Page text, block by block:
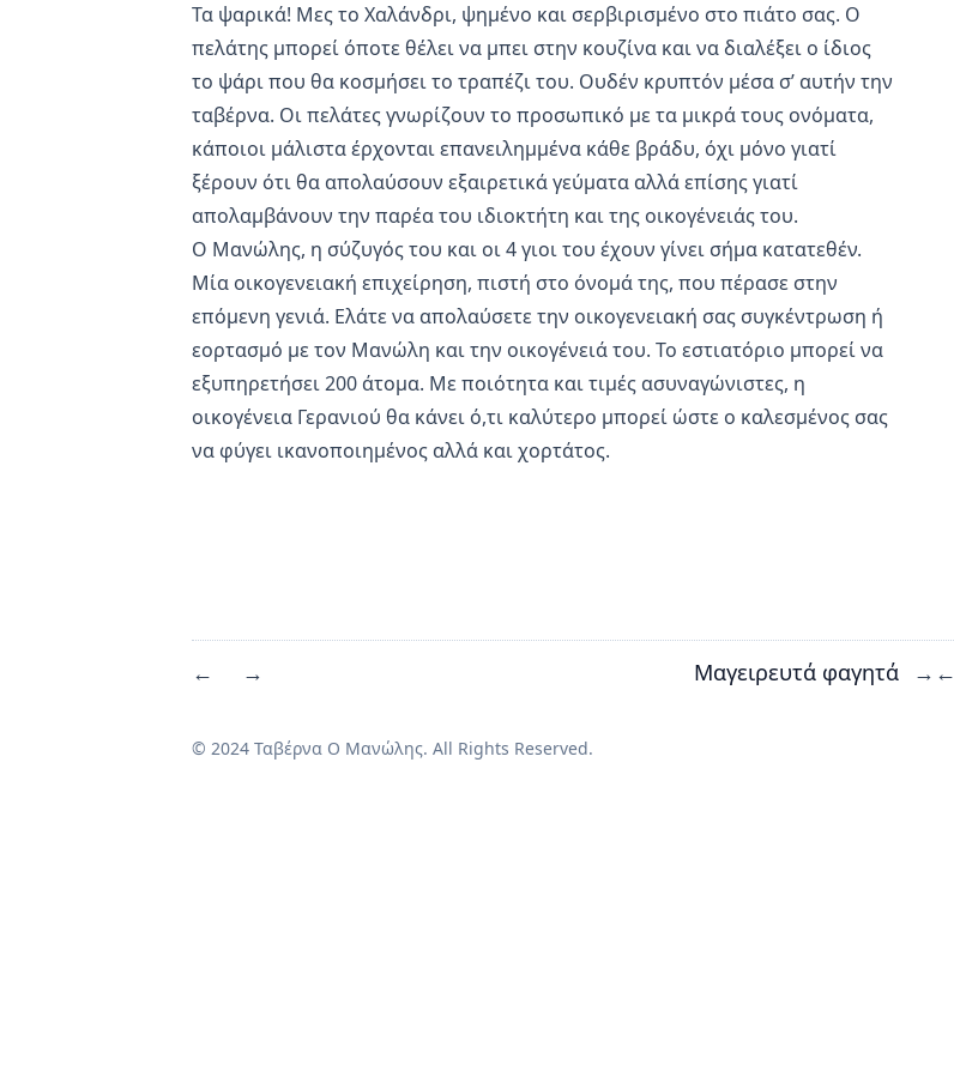
Τα ψαρικά! Μες το Χαλάνδρι, ψημένο και σερβιρισμένο στο πιάτο σας. Ο
πελάτης μπορεί όποτε θέλει να μπει στην κουζίνα και να διαλέξει ο ίδιος
το ψάρι που θα κοσμήσει το τραπέζι του. Ουδέν κρυπτόν μέσα σ’ αυτήν την
ταβέρνα. Οι πελάτες γνωρίζουν το προσωπικό με τα μικρά τους ονόματα,
κάποιοι μάλιστα έρχονται επανειλημμένα κάθε βράδυ, όχι μόνο γιατί
ξέρουν ότι θα απολαύσουν εξαιρετικά γεύματα αλλά επίσης γιατί
απολαμβάνουν την παρέα του ιδιοκτήτη και της οικογένειάς του.
Ο Μανώλης, η σύζυγός του και οι 4 γιοι του έχουν γίνει σήμα κατατεθέν.
Μία οικογενειακή επιχείρηση, πιστή στο όνομά της, που πέρασε στην
επόμενη γενιά. Ελάτε να απολαύσετε την οικογενειακή σας συγκέντρωση ή
εορτασμό με τον Μανώλη και την οικογένειά του. Το εστιατόριο μπορεί να
εξυπηρετήσει 200 άτομα. Με ποιότητα και τιμές ασυναγώνιστες, η
οικογένεια Γερανιού θα κάνει ό,τι καλύτερο μπορεί ώστε ο καλεσμένος σας
να φύγει ικανοποιημένος αλλά και χορτάτος.
← → Μαγειρευτά φαγητά → ←
© 2024 Ταβέρνα Ο Μανώλης. All Rights Reserved.